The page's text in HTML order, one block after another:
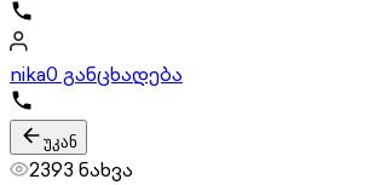
nika0 განცხადება
უკან
2393 ნახვა